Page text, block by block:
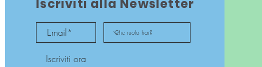
Iscriviti alla Newsletter
Iscriviti ora